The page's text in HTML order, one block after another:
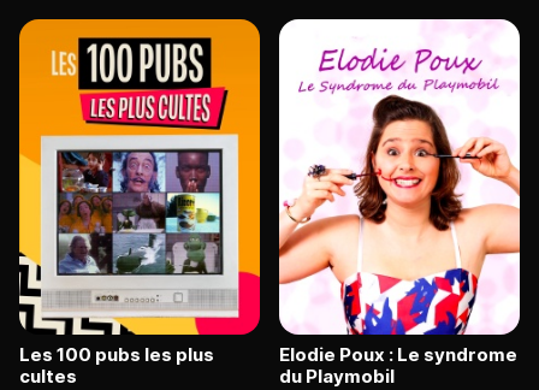
Les 100 pubs les plus
cultes
Elodie Poux : Le syndrome
du Playmobil